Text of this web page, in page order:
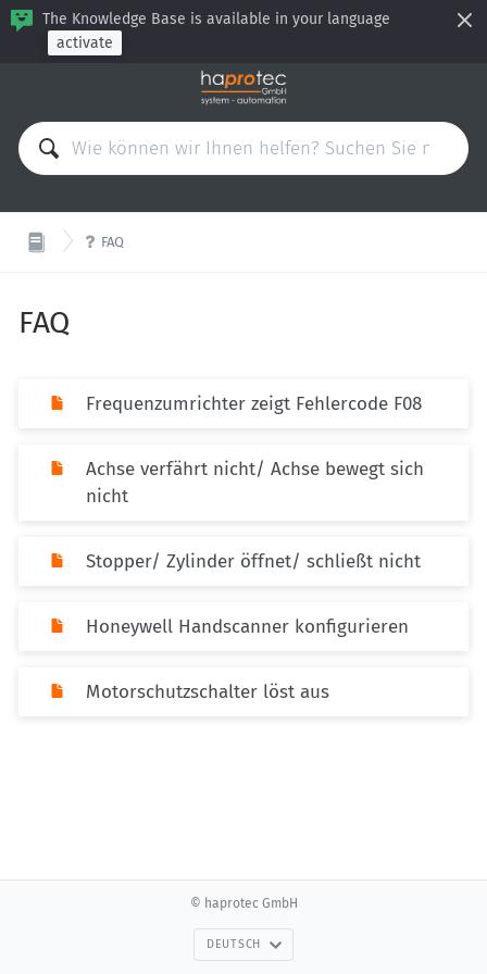
The Knowledge Base is available in your language
activate
 FAQ
FAQ
Frequenzumrichter zeigt Fehlercode F08
Achse verfährt nicht/ Achse bewegt sich
nicht
Stopper/ Zylinder öffnet/ schließt nicht
Honeywell Handscanner konfigurieren
Motorschutzschalter löst aus
© haprotec GmbH
DEUTSCH